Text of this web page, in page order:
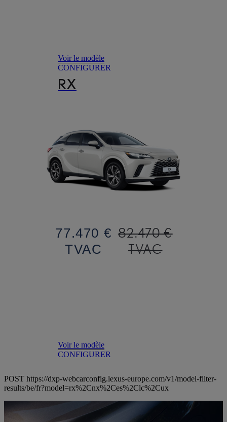
Voir le modèle
CONFIGURER
RX
77.470 €
TVAC
82.470 €
TVAC
Voir le modèle
CONFIGURER
POST https://dxp-webcarconfig.lexus-europe.com/v1/model-filter-
results/be/fr?model=rx%2Cnx%2Ces%2Clc%2Cux